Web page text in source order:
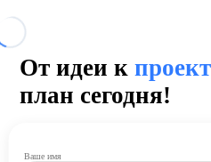
От идеи к
план сегодня!
Ваше имя